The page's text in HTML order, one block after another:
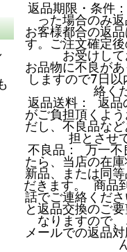
返品期限・条件
った場合のみ返
お客様都合の返
す。ご注文確定
お受けして
お品物に不良が
しますので7日
絡く
返品送料： 返品
がご負担頂くよ
だし、不良品な
担とさせ
不良品： 万一不
たら、当店の在庫
新品、または同
だきます。 商品
話でご連絡くだ
と返品交換のご
なりますので
メールでの返品